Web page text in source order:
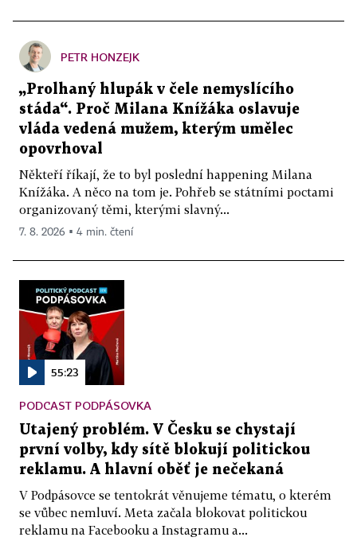
PETR HONZEJK
„Prolhaný hlupák v čele nemyslícího
stáda“. Proč Milana Knížáka oslavuje
vláda vedená mužem, kterým umělec
opovrhoval
Někteří říkají, že to byl poslední happening Milana
Knížáka. A něco na tom je. Pohřeb se státními poctami
organizovaný těmi, kterými slavný...
7. 8. 2026 ▪ 4 min. čtení
55:23
PODCAST PODPÁSOVKA
Utajený problém. V Česku se chystají
první volby, kdy sítě blokují politickou
reklamu. A hlavní oběť je nečekaná
V Podpásovce se tentokrát věnujeme tématu, o kterém
se vůbec nemluví. Meta začala blokovat politickou
reklamu na Facebooku a Instagramu a...